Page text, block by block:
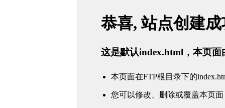
恭喜, 站点创建
这是默认index.html，本页面
本页面在FTP根目录下的
您可以修改、删除或覆盖本页面